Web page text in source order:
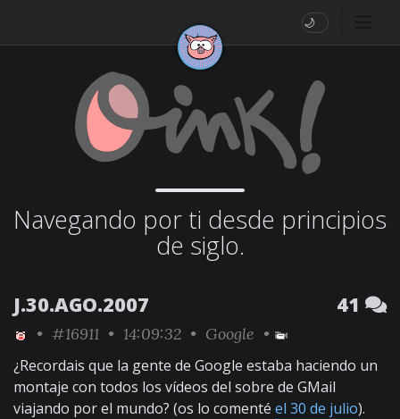
🌙
Navegando por ti desde principios
de siglo.
J.30.AGO.2007 41
• #16911 • 14:09:32 • Google •
¿Recordais que la gente de Google estaba haciendo un
montaje con todos los vídeos del sobre de GMail
viajando por el mundo? (os lo comenté el 30 de julio).